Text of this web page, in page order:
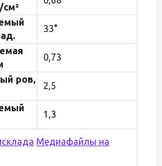
см²
33°
0,73
ров,
2,5
1,3
Медиафайлы на